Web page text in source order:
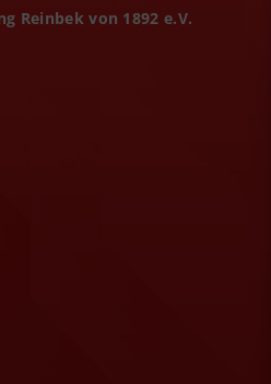
Reinbek von 1892 e.V.